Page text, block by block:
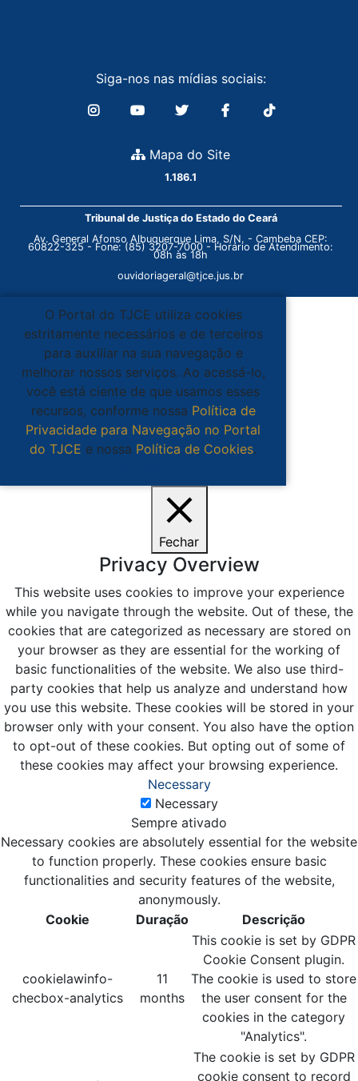
Siga-nos nas mídias sociais:
Mapa do Site
1.186.1
Tribunal de Justiça do Estado do Ceará
Av. General Afonso Albuquerque Lima, S/N. - Cambeba CEP:
60822-325 - Fone: (85) 3207-7000 - Horário de Atendimento:
08h às 18h
ouvidoriageral@tjce.jus.br
O Portal do TJCE utiliza cookies
estritamente necessários e de terceiros
para auxiliar na sua navegação e
melhorar nossos serviços. Ao acessá-lo,
você está ciente de que usamos esses
recursos, conforme nossa Política de
Privacidade para Navegação no Portal
do TJCE e nossa Política de Cookies.
Fechar
Privacy Overview
This website uses cookies to improve your experience
while you navigate through the website. Out of these, the
cookies that are categorized as necessary are stored on
your browser as they are essential for the working of
basic functionalities of the website. We also use third-
party cookies that help us analyze and understand how
you use this website. These cookies will be stored in your
browser only with your consent. You also have the option
to opt-out of these cookies. But opting out of some of
these cookies may affect your browsing experience.
Necessary
Necessary
Sempre ativado
Necessary cookies are absolutely essential for the website
to function properly. These cookies ensure basic
functionalities and security features of the website,
anonymously.
Cookie
Duração Descrição
cookielawinfo-
checbox-analytics
11
months
This cookie is set by GDPR
Cookie Consent plugin.
The cookie is used to store
the user consent for the
cookies in the category
"Analytics".
The cookie is set by GDPR
cookie consent to record